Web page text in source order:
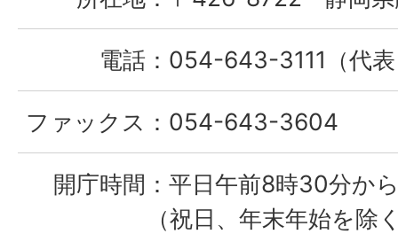
電話： 054-643-3111（代
ファックス： 054-643-3604
開庁時間： 平日午前8時30分か
（祝日、年末年始を除